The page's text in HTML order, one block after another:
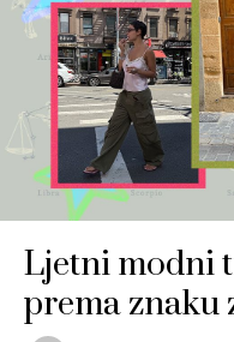
Ljetni modni
prema znaku